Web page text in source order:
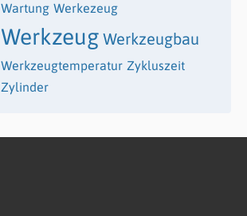
Wartung Werkezeug
Werkzeug Werkzeugbau
Werkzeugtemperatur Zykluszeit
Zylinder